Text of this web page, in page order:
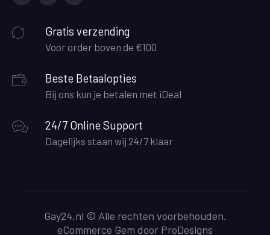
Gratis verzending
Voor order boven de €100
Beste Betaalopties
Bij ons kun je betalen met iDeal
24/7 Online Support
Dagelijks staan wij 24/7 klaar
Gay24.nl © Alle rechten voorbehouden.
eCommerce Gem door ProDesigns